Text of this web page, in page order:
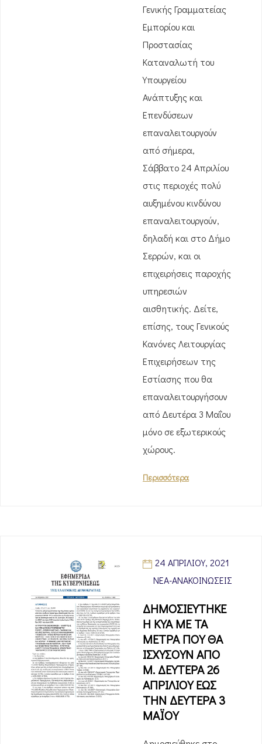
Γενικής Γραμματείας
Εμπορίου και
Προστασίας
Καταναλωτή του
Υπουργείου
Ανάπτυξης και
Επενδύσεων
επαναλειτουργούν
από σήμερα,
Σάββατο 24 Απριλίου
στις περιοχές πολύ
αυξημένου κινδύνου
επαναλειτουργούν,
δηλαδή και στο Δήμο
Σερρών, και οι
επιχειρήσεις παροχής
υπηρεσιών
αισθητικής. Δείτε,
επίσης, τους Γενικούς
Κανόνες Λειτουργίας
Επιχειρήσεων της
Εστίασης που θα
επαναλειτουργήσουν
από Δευτέρα 3 Μαΐου
μόνο σε εξωτερικούς
χώρους.
Περισσότερα
24 ΑΠΡΙΛΊΟΥ, 2021
ΝΈΑ-ΑΝΑΚΟΙΝΏΣΕΙΣ
ΔΗΜΟΣΙΕΥΤΗΚΕ
Η ΚΥΑ ΜΕ ΤΑ
ΜΕΤΡΑ ΠΟΥ ΘΑ
ΙΣΧΥΣΟΥΝ ΑΠΟ
Μ. ΔΕΥΤΕΡΑ 26
ΑΠΡΙΛΙΟΥ ΕΩΣ
ΤΗΝ ΔΕΥΤΕΡΑ 3
ΜΑΪΟΥ